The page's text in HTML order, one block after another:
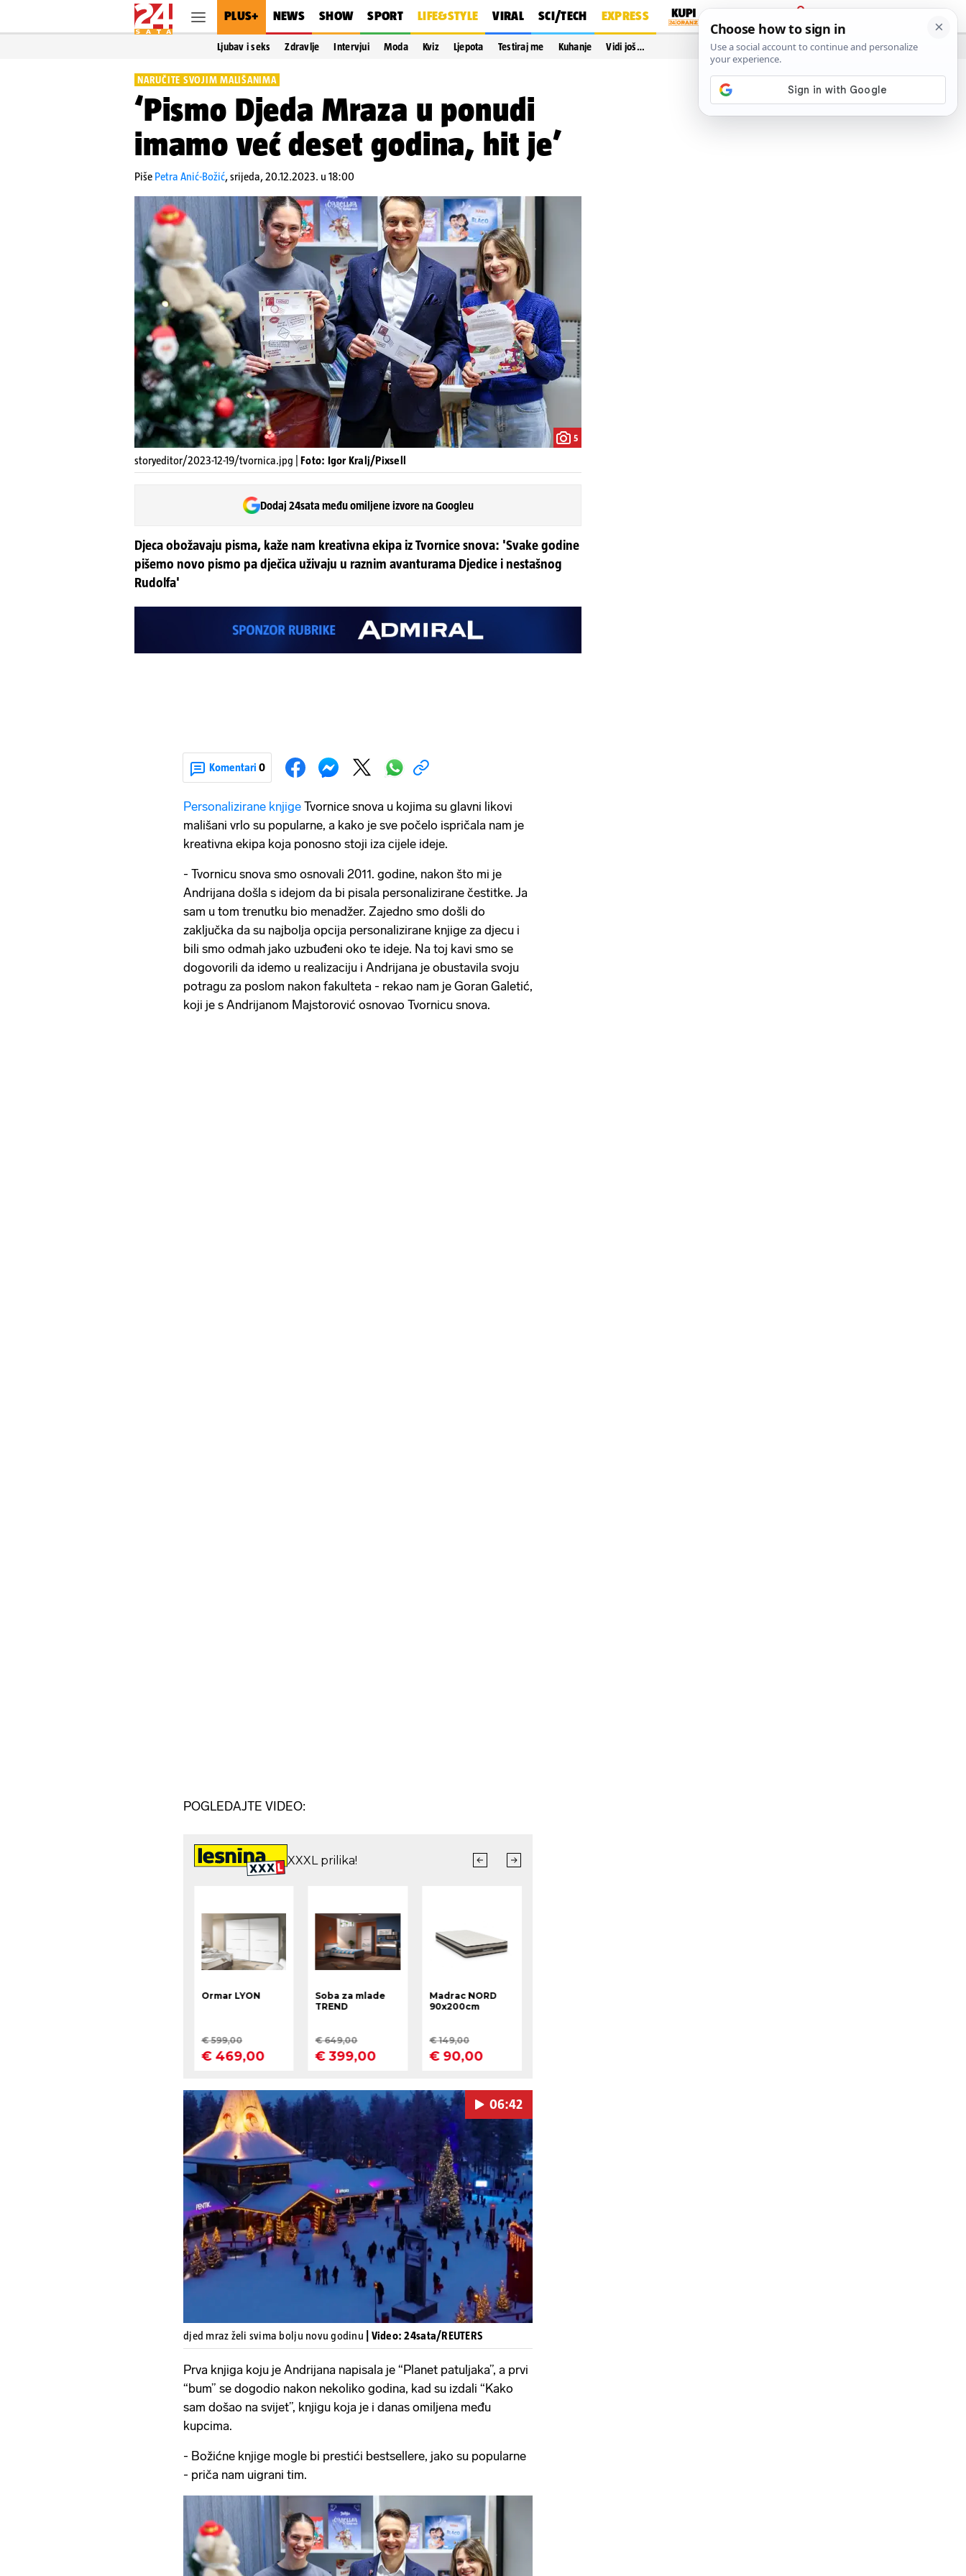
PLUS+ NEWS SHOW SPORT LIFE&STYLE VIRAL SCI/TECH EXPRESS
PRIJAVA
Ljubav i seks Zdravlje Intervjui Moda Kviz Ljepota Testiraj me Kuhanje Vidi još…
NARUČITE SVOJIM MALIŠANIMA
‘Pismo Djeda Mraza u ponudi
imamo već deset godina, hit je’
Piše Petra Anić-Božić,srijeda, 20.12.2023. u 18:00
5
storyeditor/2023-12-19/tvornica.jpg | Foto: Igor Kralj/Pixsell
Dodaj 24sata među omiljene izvore na Googleu
Djeca obožavaju pisma, kaže nam kreativna ekipa iz Tvornice snova: 'Svake godine
pišemo novo pismo pa dječica uživaju u raznim avanturama Djedice i nestašnog
Rudolfa'
Komentari 0
Personalizirane knjige Tvornice snova u kojima su glavni likovi
mališani vrlo su popularne, a kako je sve počelo ispričala nam je
kreativna ekipa koja ponosno stoji iza cijele ideje.
- Tvornicu snova smo osnovali 2011. godine, nakon što mi je
Andrijana došla s idejom da bi pisala personalizirane čestitke. Ja
sam u tom trenutku bio menadžer. Zajedno smo došli do
zaključka da su najbolja opcija personalizirane knjige za djecu i
bili smo odmah jako uzbuđeni oko te ideje. Na toj kavi smo se
dogovorili da idemo u realizaciju i Andrijana je obustavila svoju
potragu za poslom nakon fakulteta - rekao nam je Goran Galetić,
koji je s Andrijanom Majstorović osnovao Tvornicu snova.
POGLEDAJTE VIDEO:
Pokretanje videa...
06:42
djed mraz želi svima bolju novu godinu | Video: 24sata/REUTERS
Prva knjiga koju je Andrijana napisala je “Planet patuljaka”, a prvi
“bum” se dogodio nakon nekoliko godina, kad su izdali “Kako
sam došao na svijet”, knjigu koja je i danas omiljena među
kupcima.
- Božićne knjige mogle bi prestići bestsellere, jako su popularne
- priča nam uigrani tim.